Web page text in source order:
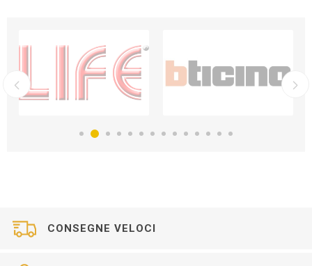
CONSEGNE VELOCI